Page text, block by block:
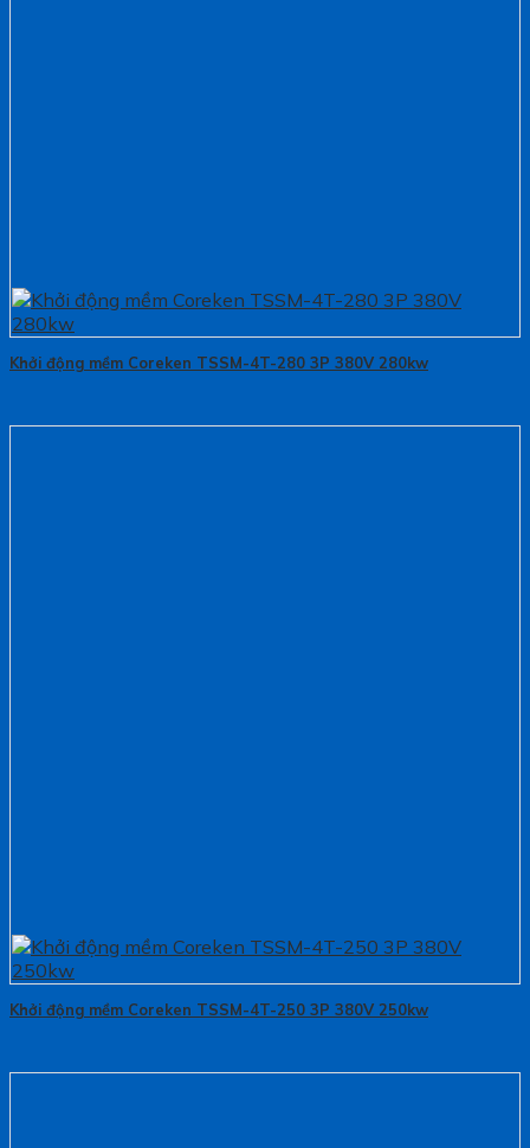
Khởi động mềm Coreken TSSM-4T-280 3P 380V 280kw
Khởi động mềm Coreken TSSM-4T-250 3P 380V 250kw